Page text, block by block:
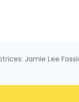
Jamie Lee